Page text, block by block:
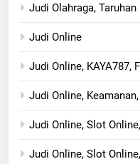
Judi Olahraga,
Judi Online
Judi Online, KAYA787,
Judi Online,
Judi Online, Slot
Judi Online, Slot